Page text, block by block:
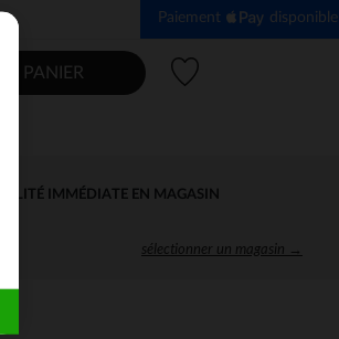
Paiement disponible
PANIER
IMMÉDIATE EN MAGASIN
sélectionner un magasin →